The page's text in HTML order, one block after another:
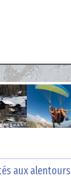
aux alentours